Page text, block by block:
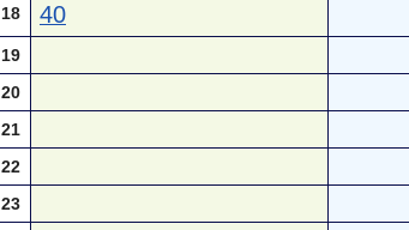
18 40
19
20
21
22
23